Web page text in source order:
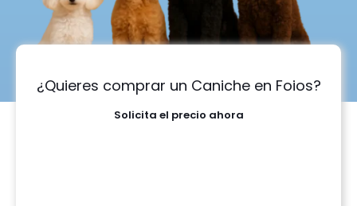
¿Quieres comprar un Caniche en Foios?
Solicita el precio ahora